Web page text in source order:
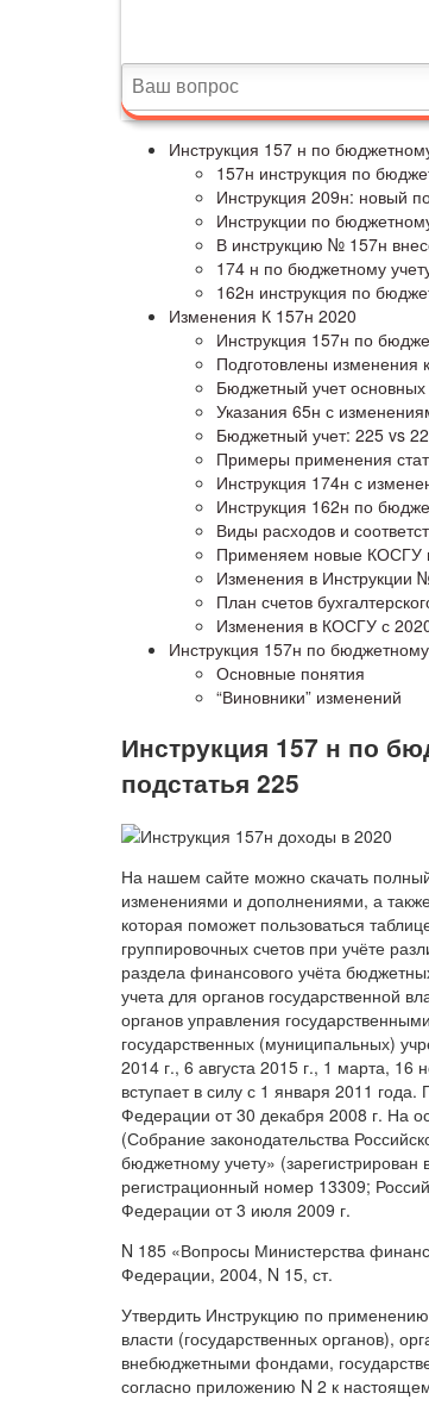
Инструкция 157 н по
157н инструкция по
Инструкция 209н: новый
Инструкции по
В инструкцию № 157н
174 н по бюджетному
162н инструкция по
Изменения К 157н 2020
Инструкция 157н по
Подготовлены изменения
Бюджетный учет
Указания 65н с
Бюджетный учет: 225 vs
Примеры применения
Инструкция 174н с
Инструкция 162н по
Виды расходов и
Применяем новые КОСГУ
Изменения в Инструкции
План счетов
Изменения в КОСГУ с
Инструкция 157н по
Основные понятия
“Виновники” изменений
Инструкция 157 н по
подстатья 225
На нашем сайте можно скачать
изменениями и дополнениями, а
которая поможет пользоваться
группировочных счетов при учёте
раздела финансового учёта
учета для органов государственной
органов управления
государственных (муниципальных)
2014 г., 6 августа 2015 г., 1 марта,
вступает в силу с 1 января 2011
Федерации от 30 декабря 2008 г. На
(Собрание законодательства
бюджетному учету»
регистрационный номер 13309;
Федерации от 3 июля 2009 г.
N 185 «Вопросы Министерства
Федерации, 2004, N 15, ст.
Утвердить Инструкцию по применению
власти (государственных органов),
внебюджетными фондами,
согласно приложению N 2 к